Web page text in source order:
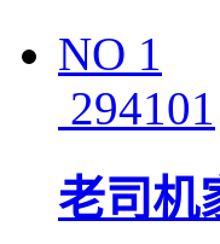
NO 1
294101
老司机